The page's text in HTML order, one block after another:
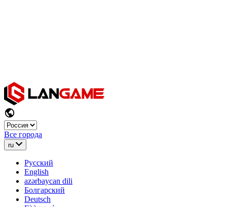
Все города
ru
Русский
English
azərbaycan dili
Болгарский
Deutsch